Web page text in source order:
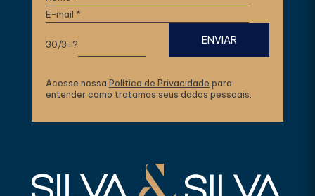
30/3=?
Acesse nossa Política de Privacidade para
entender como tratamos seus dados pessoais.